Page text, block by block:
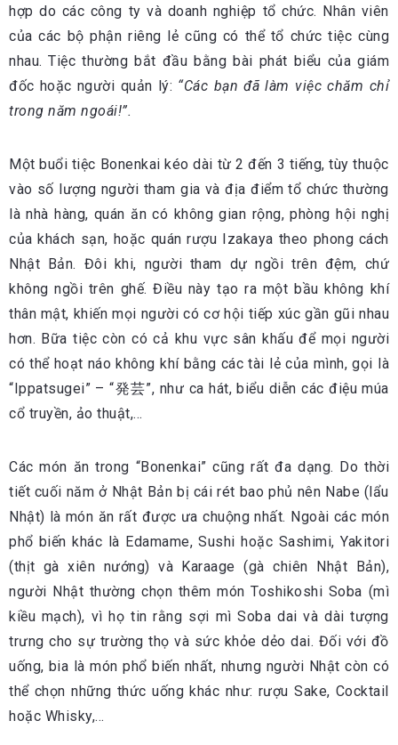
hợp do các công ty và doanh nghiệp tổ chức. Nhân viên
của các bộ phận riêng lẻ cũng có thể tổ chức tiệc cùng
nhau. Tiệc thường bắt đầu bằng bài phát biểu của giám
đốc hoặc người quản lý: “Các bạn đã làm việc chăm chỉ
trong năm ngoái!”.
Một buổi tiệc Bonenkai kéo dài từ 2 đến 3 tiếng, tùy thuộc
vào số lượng người tham gia và địa điểm tổ chức thường
là nhà hàng, quán ăn có không gian rộng, phòng hội nghị
của khách sạn, hoặc quán rượu Izakaya theo phong cách
Nhật Bản. Đôi khi, người tham dự ngồi trên đệm, chứ
không ngồi trên ghế. Điều này tạo ra một bầu không khí
thân mật, khiến mọi người có cơ hội tiếp xúc gần gũi nhau
hơn. Bữa tiệc còn có cả khu vực sân khấu để mọi người
có thể hoạt náo không khí bằng các tài lẻ của mình, gọi là
“Ippatsugei” – “発芸”, như ca hát, biểu diễn các điệu múa
cổ truyền, ảo thuật,…
Các món ăn trong “Bonenkai” cũng rất đa dạng. Do thời
tiết cuối năm ở Nhật Bản bị cái rét bao phủ nên Nabe (lẩu
Nhật) là món ăn rất được ưa chuộng nhất. Ngoài các món
phổ biến khác là Edamame, Sushi hoặc Sashimi, Yakitori
(thịt gà xiên nướng) và Karaage (gà chiên Nhật Bản),
người Nhật thường chọn thêm món Toshikoshi Soba (mì
kiều mạch), vì họ tin rằng sợi mì Soba dai và dài tượng
trưng cho sự trường thọ và sức khỏe dẻo dai. Đối với đồ
uống, bia là món phổ biến nhất, nhưng người Nhật còn có
thể chọn những thức uống khác như: rượu Sake, Cocktail
hoặc Whisky,…